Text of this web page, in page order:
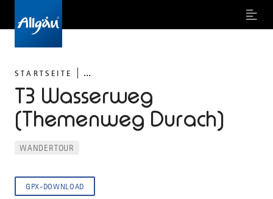
Menu
STARTSEITE ...
T3 Wasserweg
(Themenweg Durach)
WANDERTOUR
GPX-DOWNLOAD